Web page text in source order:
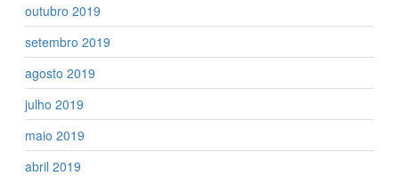
outubro 2019
setembro 2019
agosto 2019
julho 2019
maio 2019
abril 2019